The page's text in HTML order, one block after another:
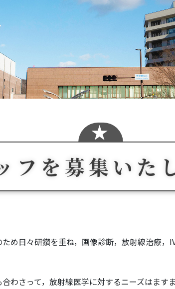
フを募集いた
め日々研鑽を重ね，画像診断，放射線治療
わさって，放射線医学に対するニーズはま